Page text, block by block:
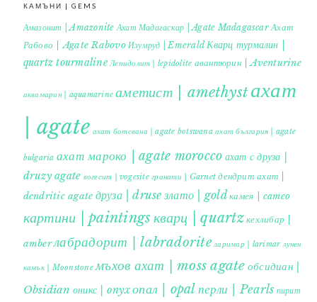
КАМЪНИ | GEMS
Амазонит | Amazonite Ахат Мадагаскар | Agate Madagascar Ахат
Рабово | Agate Rabovo Изумруд | Emerald Кварц турмалин |
quartz tourmaline Лепидолит | lepidolite авантюрин | Aventurine
аквамарин | aquamarine аметист | amethystахат
| agate ахат ботсвана | agate botswana ахат българия | agate
bulgaria ахат мароко | agate morocco ахат с друза |
druzy agate вогесит | vogesite гранати | Garnet дендрит ахат |
dendritic agate друза | druse злато | gold камея | cameo
картини | paintings кварц | quartzкехлибар |
amberлабрадорит | labradorite ларимар | larimar лунен
камък | Moonstone мъхов ахат | moss agate обсидиан |
Obsidian оникс | onyxопал | opal перли | Pearls пирит |